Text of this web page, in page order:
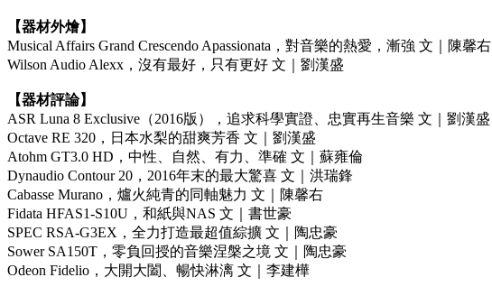
【器材外燴】
Musical Affairs Grand Crescendo Apassionata，對音樂的熱愛，漸強 文｜陳馨右
Wilson Audio Alexx，沒有最好，只有更好 文｜劉漢盛
【器材評論】
ASR Luna 8 Exclusive（2016版），追求科學實證、忠實再生音樂 文｜劉漢盛
Octave RE 320，日本水梨的甜爽芳香 文｜劉漢盛
Atohm GT3.0 HD，中性、自然、有力、準確 文｜蘇雍倫
Dynaudio Contour 20，2016年末的最大驚喜 文｜洪瑞鋒
Cabasse Murano，爐火純青的同軸魅力 文｜陳馨右
Fidata HFAS1-S10U，和紙與NAS 文｜書世豪
SPEC RSA-G3EX，全力打造最超值綜擴 文｜陶忠豪
Sower SA150T，零負回授的音樂涅槃之境 文｜陶忠豪
Odeon Fidelio，大開大闔、暢快淋漓 文｜李建樺